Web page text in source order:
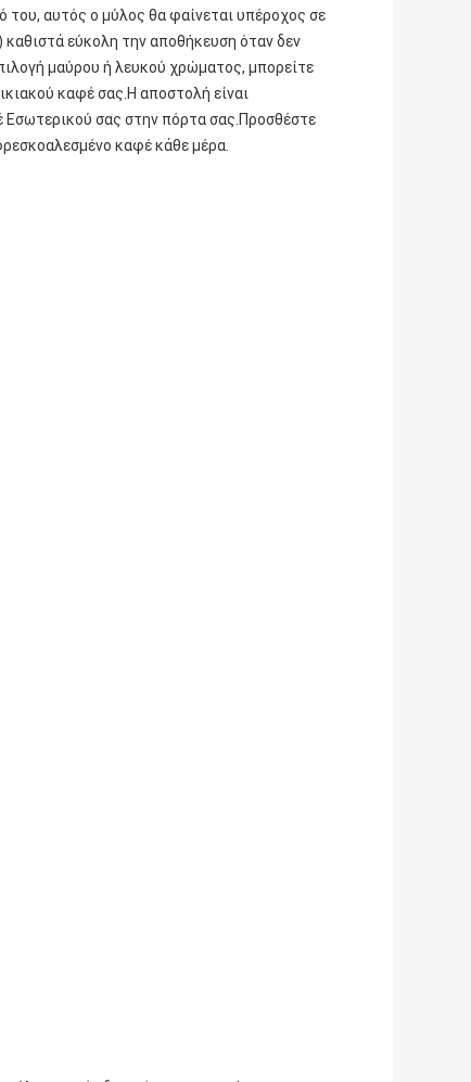
αυτός ο μύλος θα φαίνεται υπέροχος σε
εύκολη την αποθήκευση όταν δεν
μαύρου ή λευκού χρώματος, μπορείτε
καφέ σας.Η αποστολή είναι
σας στην πόρτα σας.Προσθέστε
καφέ κάθε μέρα.